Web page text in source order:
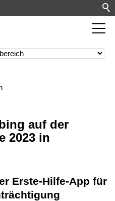
auf der
2023 in
Erste-Hilfe-App für